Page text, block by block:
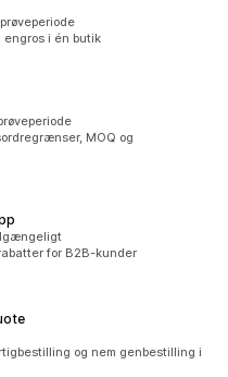
engros i én butik
MOQ og
for B2B-kunder
og nem genbestilling i